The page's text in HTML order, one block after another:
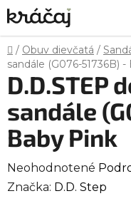
Prejsť
na
obsah
Domov
/ Obuv dievčatá /
sandále (G076-51736B)
D.D.STEP
sandále
Baby Pink
Priemerné
hodnotenie
Neohodnotené
Značka: D.D. Step